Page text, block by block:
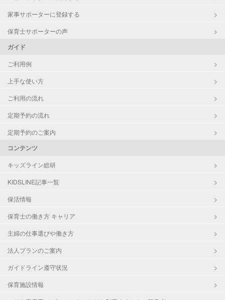
家事サポーターに登録する
保育士サポーターの声
ガイド
ご利用例
上手な使い方
ご利用の流れ
定期予約の流れ
定期予約のご案内
コンテンツ
キッズライン総研
KIDSLINE記事一覧
保活情報
保育士の働き方 キャリア
主婦の仕事選びや働き方
法人プランのご案内
ガイドライン遵守状況
保育施設情報